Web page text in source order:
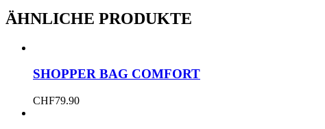
ÄHNLICHE PRODUKTE
SHOPPER BAG COMFORT
CHF79.90